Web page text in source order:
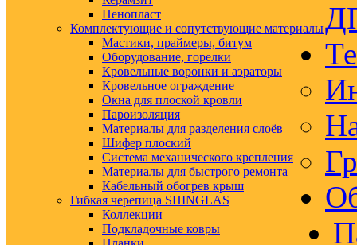
Пенопласт
Комплектующие и сопутствующие материалы
Мастики, праймеры, битум
Оборудование, горелки
Кровельные воронки и аэраторы
Кровельное ограждение
Окна для плоской кровли
Пароизоляция
Материалы для разделения слоёв
Шифер плоский
Система механического крепления
Материалы для быстрого ремонта
Кабельный обогрев крыш
Гибкая черепица SHINGLAS
Коллекции
Подкладочные ковры